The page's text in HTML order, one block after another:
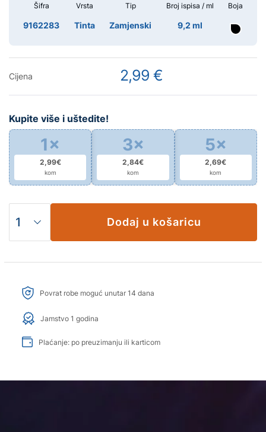
Šifra
9162283
Vrsta
Tinta
Tip
Zamjenski
Broj ispisa / ml
9,2 ml
Boja
Cijena 2,99 €
Kupite više i uštedite!
5×
2,69€
kom
3×
2,84€
kom
1×
2,99€
kom
Dodaj u košaricu
Povrat robe moguć unutar 14 dana
Jamstvo 1 godina
Plaćanje: po preuzimanju ili karticom